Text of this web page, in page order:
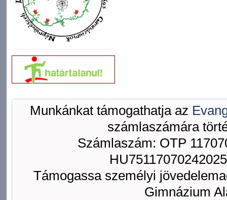
Munkánkat támogathatja az
számlaszámára
Számlaszám: OTP
Támogassa személyi
Gimnázium